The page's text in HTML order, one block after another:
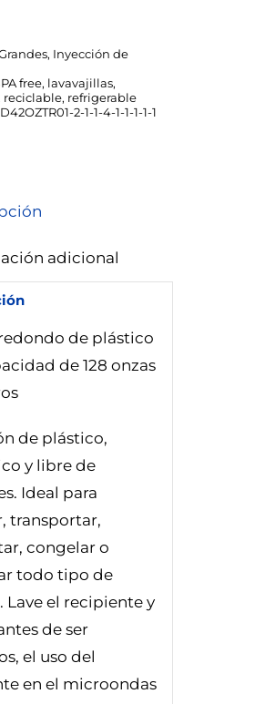
, Inyección de
free, lavavajillas,
reciclable, refrigerable
2-1-1-4-1-1-1-1-1
adicional
de plástico
de 128 onzas
de plástico,
y libre de
Ideal para
transportar,
congelar o
todo tipo de
Lave el recipiente y
de ser
el uso del
en el microondas